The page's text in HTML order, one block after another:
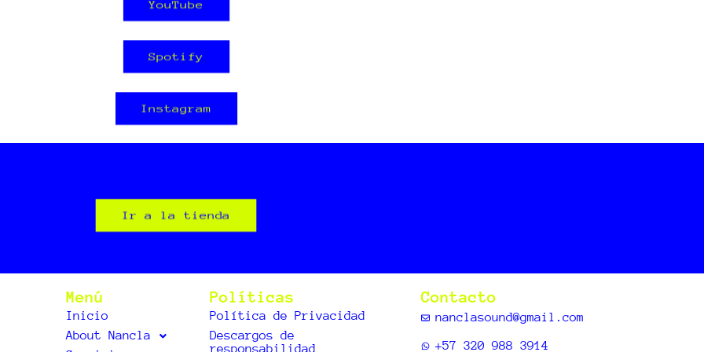
YouTube
Spotify
Instagram
Ir a la tienda
Menú
Inicio
About Nancla
Políticas
Política de Privacidad
Descargos de
responsabilidad
Contacto
nanclasound@gmail.com
+57 320 988 3914